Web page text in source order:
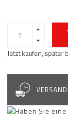
Jetzt kaufen, später